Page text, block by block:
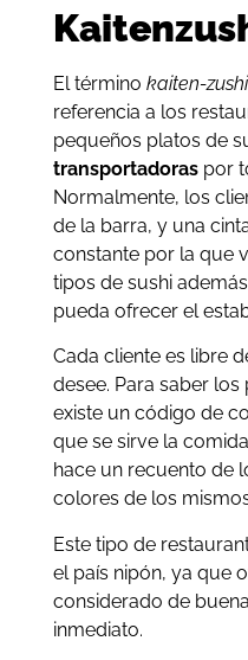
El término kaiten-zushi
referencia a los
pequeños platos de
transportadoraspor
Normalmente, los
de la barra, y una
constante por la que
tipos de sushi
pueda ofrecer el
Cada cliente es libre
desee. Para saber
existe un código de
que se sirve la
hace un recuento de
colores de los
Este tipo de
el país nipón, ya que
considerado de
inmediato.